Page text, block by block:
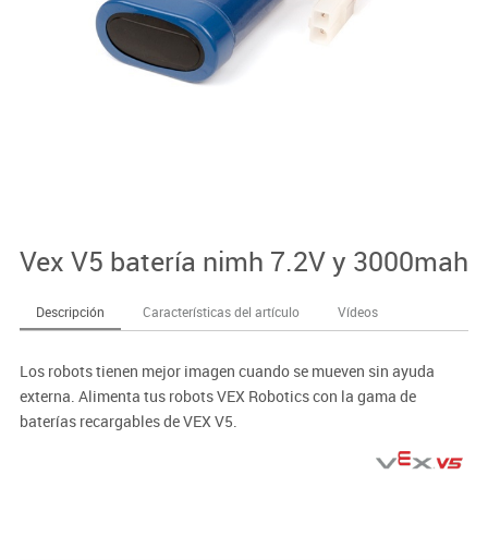
Vex V5 batería nimh 7.2V y 3000mah
Descripción Características del artículo Vídeos
Los robots tienen mejor imagen cuando se mueven sin ayuda
externa. Alimenta tus robots VEX Robotics con la gama de
baterías recargables de VEX V5.